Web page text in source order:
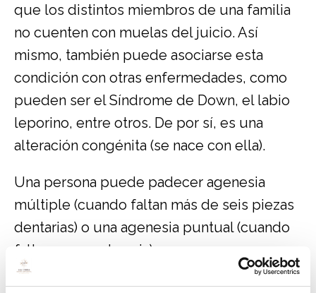
que los distintos miembros de una familia
no cuenten con muelas del juicio. Así
mismo, también puede asociarse esta
condición con otras enfermedades, como
pueden ser el Síndrome de Down, el labio
leporino, entre otros. De por sí, es una
alteración congénita (se nace con ella).
Una persona puede padecer agenesia
múltiple (cuando faltan más de seis piezas
dentarias) o una agenesia puntual (cuando
faltan menos de seis).
¿Existe un tratamiento idóneo para